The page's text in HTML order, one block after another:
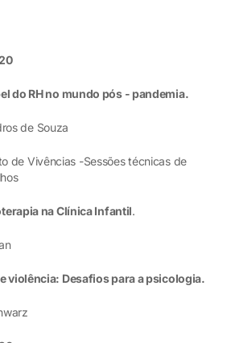
do RH no mundo pós - pandemia.
de Souza
de Vivências -Sessões técnicas de
na Clínica Infantil.
violência: Desafios para a psicologia.